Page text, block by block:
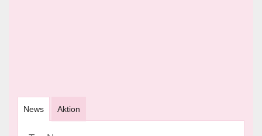
News Aktion